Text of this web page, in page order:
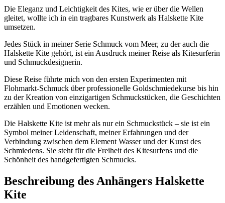
Die Eleganz und Leichtigkeit des Kites, wie er über die Wellen
gleitet, wollte ich in ein tragbares Kunstwerk als Halskette Kite
umsetzen.
Jedes Stück in meiner Serie Schmuck vom Meer, zu der auch die
Halskette Kite gehört, ist ein Ausdruck meiner Reise als Kitesurferin
und Schmuckdesignerin.
Diese Reise führte mich von den ersten Experimenten mit
Flohmarkt-Schmuck über professionelle Goldschmiedekurse bis hin
zu der Kreation von einzigartigen Schmuckstücken, die Geschichten
erzählen und Emotionen wecken.
Die Halskette Kite ist mehr als nur ein Schmuckstück – sie ist ein
Symbol meiner Leidenschaft, meiner Erfahrungen und der
Verbindung zwischen dem Element Wasser und der Kunst des
Schmiedens. Sie steht für die Freiheit des Kitesurfens und die
Schönheit des handgefertigten Schmucks.
Beschreibung des Anhängers Halskette
Kite